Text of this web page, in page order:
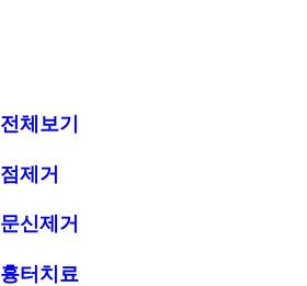
전체보기
점제거
문신제거
흉터치료